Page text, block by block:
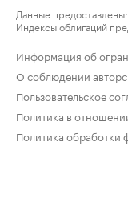
Данные предоставлены:
Индексы облигаций
Информация об
О соблюдении
Пользовательское
Политика в
Политика обработки